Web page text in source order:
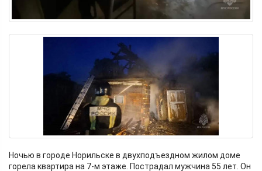
Ночью в городе Норильске в двухподъездном жилом доме
горела квартира на 7-м этаже. Пострадал мужчина 55 лет. Он